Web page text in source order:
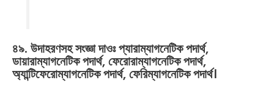
৪৯. উদাহরণসহ সংজ্ঞা দাওঃ প্যারাম্যাগনেটিক পদার্থ,
ডায়ারাম্যাগনেটিক পদার্থ, ফেরোরাম্যাগনেটিক পদার্থ,
অ্যান্টিফেরোম্যাগনেটিক পদার্থ, ফেরিম্যাগনেটিক পদার্থ।